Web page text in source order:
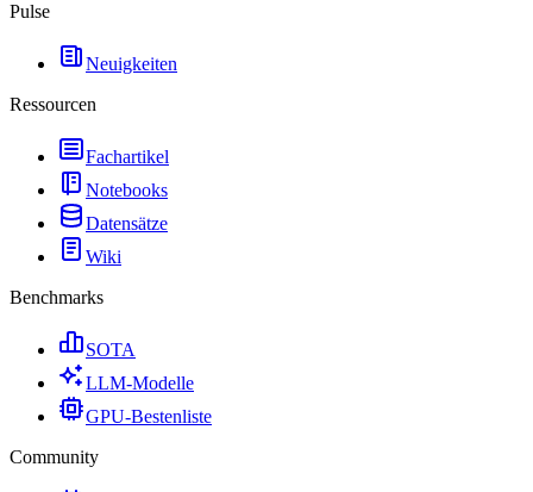
Pulse
Neuigkeiten
Ressourcen
Fachartikel
Notebooks
Datensätze
Wiki
Benchmarks
SOTA
LLM-Modelle
GPU-Bestenliste
Community